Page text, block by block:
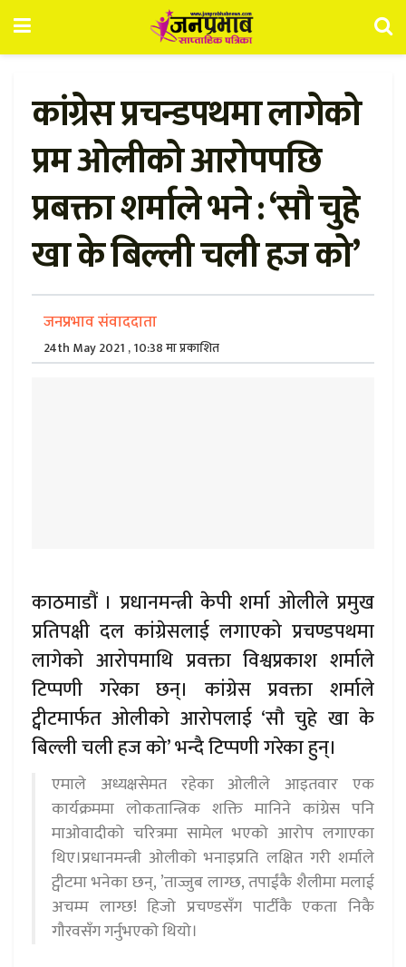
कांग्रेस प्रचन्डपथमा लागेको
प्रम ओलीको आरोपपछि
प्रबक्ता शर्माले भने : ‘सौ चुहे
खा के बिल्ली चली हज को’
जनप्रभाव संवाददाता
24th May 2021 , 10:38 मा प्रकाशित
काठमाडौं । प्रधानमन्त्री केपी शर्मा ओलीले प्रमुख
प्रतिपक्षी दल कांग्रेसलाई लगाएको प्रचण्डपथमा
लागेको आरोपमाथि प्रवक्ता विश्वप्रकाश शर्माले
टिप्पणी गरेका छन्। कांग्रेस प्रवक्ता शर्माले
ट्वीटमार्फत ओलीको आरोपलाई ‘सौ चुहे खा के
बिल्ली चली हज को’ भन्दै टिप्पणी गरेका हुन्।
एमाले अध्यक्षसेमत रहेका ओलीले आइतवार एक
कार्यक्रममा लोकतान्त्रिक शक्ति मानिने कांग्रेस पनि
माओवादीको चरित्रमा सामेल भएको आरोप लगाएका
थिए।प्रधानमन्त्री ओलीको भनाइप्रति लक्षित गरी शर्माले
ट्वीटमा भनेका छन्, ’ताज्जुब लाग्छ, तपाईंकै शैलीमा मलाई
अचम्म लाग्छ! हिजो प्रचण्डसँग पार्टीकै एकता निकै
गौरवसँग गर्नुभएको थियो।